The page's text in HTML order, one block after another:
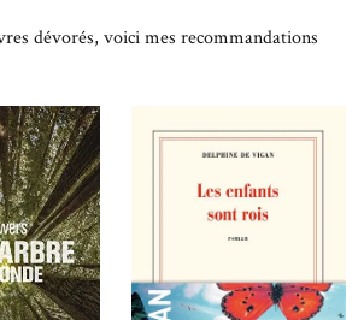
dévorés, voici mes recommandations